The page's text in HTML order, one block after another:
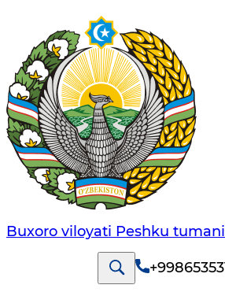
Buxoro viloyati Peshku